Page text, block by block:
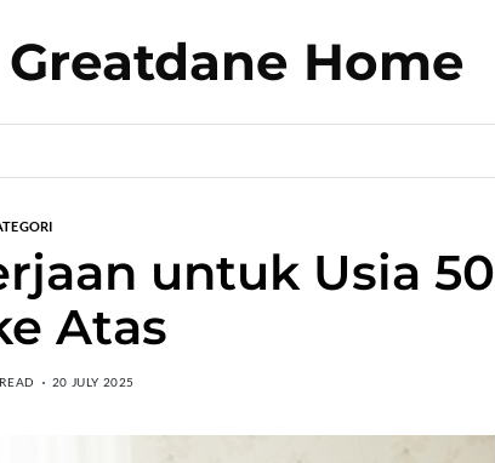
Greatdane Home
untuk Usia 50
Atas
20 JULY 2025